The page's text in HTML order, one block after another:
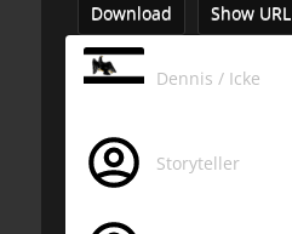
Download Show URL
Dennis / Icke
Storyteller